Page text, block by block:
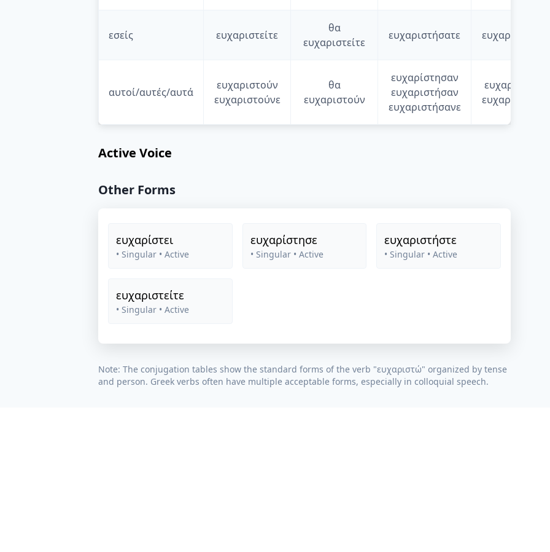
εσείς ευχαριστείτε
θα
ευχαριστείτε
ευχαριστήσατε
αυτοί/αυτές/αυτά
ευχαριστούν
ευχαριστούνε
θα
ευχαριστούν
ευχαρίστησαν
ευχαριστήσαν
ευχαριστήσανε
Active Voice
Other Forms
ευχαρίστει
• Singular • Active
ευχαρίστησε
• Singular• Active
ευχαριστήστε
• Singular • Active
ευχαριστείτε
• Singular • Active
Note: The conjugation tables show the standard forms of the verb "ευχαριστώ" organized by tense
and person. Greek verbs often have multiple acceptable forms, especially in colloquial speech.